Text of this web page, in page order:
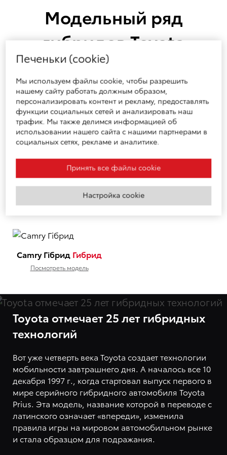
Модельный ряд
гибридов Toyota
CorollaГибрид
Посмотреть модель
Yaris CrossГибрид
Посмотреть модель
Toyota C-HRГибрид
Посмотреть модель
Corolla CrossГибрид
Посмотреть модель
Camry Гібрид Гибрид
Посмотреть модель
Toyota отмечает 25 лет гибридных
технологий
Вот уже четверть века Toyota создает технологии
мобильности завтрашнего дня. А началось все 10
декабря 1997 г., когда стартовал выпуск первого в
мире серийного гибридного автомобиля Toyota
Prius. Эта модель, название которой в переводе с
латинского означает «впереди», изменила
правила игры на мировом автомобильном рынке
и стала образцом для подражания.
Печеньки (cookie)
Мы используем файлы cookie, чтобы разрешить
нашему сайту работать должным образом,
персонализировать контент и рекламу, предоставлять
функции социальных сетей и анализировать наш
трафик. Мы также делимся информацией об
использовании нашего сайта с нашими партнерами в
социальных сетях, рекламе и аналитике.
Принять все файлы cookie
Настройка cookie